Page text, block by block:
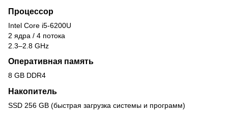
Процессор
Intel Core i5-6200U
2 ядра / 4 потока
2.3–2.8 GHz
Оперативная память
8 GB DDR4
Накопитель
SSD 256 GB (быстрая загрузка системы и программ)